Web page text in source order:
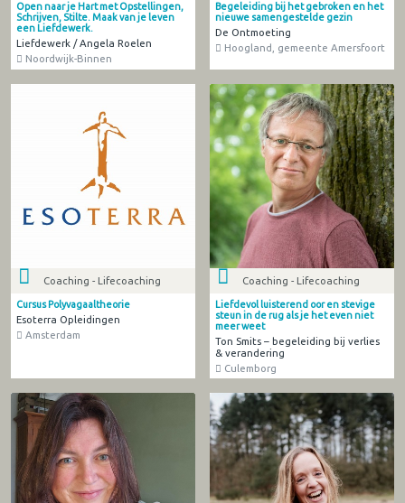
Open naar je Hart met Opstellingen,
Schrijven, Stilte. Maak van je leven
een Liefdewerk.
Liefdewerk / Angela Roelen
Noordwijk-Binnen
Begeleiding bij het gebroken en het
nieuwe samengestelde gezin
De Ontmoeting
Hoogland, gemeente Amersfoort
Coaching - Lifecoaching
Cursus Polyvagaaltheorie
Esoterra Opleidingen
Amsterdam
Coaching - Lifecoaching
Liefdevol luisterend oor en stevige
steun in de rug als je het even niet
meer weet
Ton Smits – begeleiding bij verlies
& verandering
Culemborg